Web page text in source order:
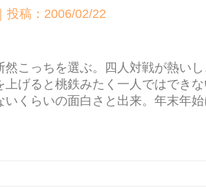
投稿：2006/02/22
こっちを選ぶ。四人対戦が熱い
げると桃鉄みたく一人ではでき
くらいの面白さと出来。年末年